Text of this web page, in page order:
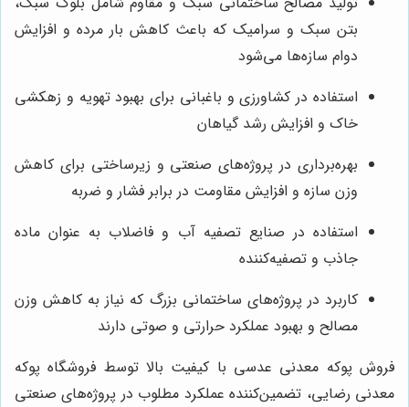
بتن سبک و سرامیک که باعث کاهش بار مرده و افزایش
دوام سازه‌ها می‌شود
استفاده در کشاورزی و باغبانی برای بهبود تهویه و زهکشی
خاک و افزایش رشد گیاهان
بهره‌برداری در پروژه‌های صنعتی و زیرساختی برای کاهش
وزن سازه و افزایش مقاومت در برابر فشار و ضربه
استفاده در صنایع تصفیه آب و فاضلاب به عنوان ماده
جاذب و تصفیه‌کننده
کاربرد در پروژه‌های ساختمانی بزرگ که نیاز به کاهش وزن
مصالح و بهبود عملکرد حرارتی و صوتی دارند
فروش پوکه معدنی عدسی با کیفیت بالا توسط فروشگاه پوکه
معدنی رضایی، تضمین‌کننده عملکرد مطلوب در پروژه‌های صنعتی